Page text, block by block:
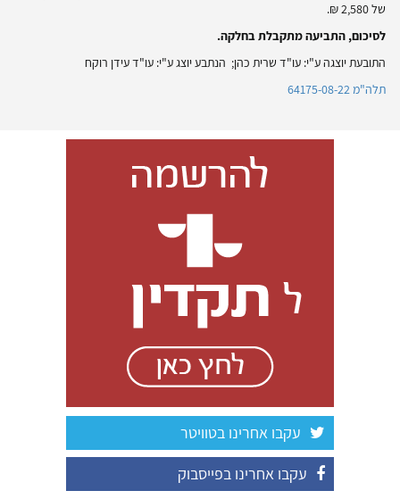
של 2,580 ₪.
לסיכום, התביעה מתקבלת בחלקה.
התובעת יוצגה ע"י: עו"ד שרית כהן; הנתבע יוצג ע"י: עו"ד עידן רוקח
תלה"מ 64175-08-22
עקבו אחרינו בטוויטר
עקבו אחרינו בפייסבוק